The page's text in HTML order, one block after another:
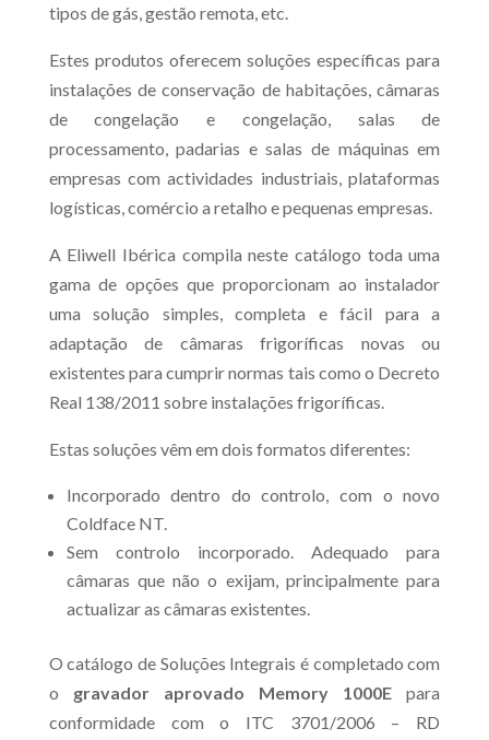
tipos de gás, gestão remota, etc.
Estes produtos oferecem soluções específicas para
instalações de conservação de habitações, câmaras
de congelação e congelação, salas de
processamento, padarias e salas de máquinas em
empresas com actividades industriais, plataformas
logísticas, comércio a retalho e pequenas empresas.
A Eliwell Ibérica compila neste catálogo toda uma
gama de opções que proporcionam ao instalador
uma solução simples, completa e fácil para a
adaptação de câmaras frigoríficas novas ou
existentes para cumprir normas tais como o Decreto
Real 138/2011 sobre instalações frigoríficas.
Estas soluções vêm em dois formatos diferentes:
Incorporado dentro do controlo, com o novo
Coldface NT.
Sem controlo incorporado. Adequado para
câmaras que não o exijam, principalmente para
actualizar as câmaras existentes.
O catálogo de Soluções Integrais é completado com
o gravador aprovado Memory 1000E para
conformidade com o ITC 3701/2006 – RD